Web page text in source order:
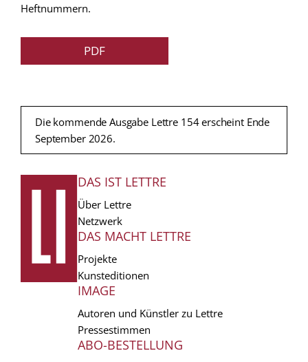
Heftnummern.
PDF
Die kommende Ausgabe Lettre 154 erscheint Ende
September 2026.
FUSSZEILE
DAS IST LETTRE
Über Lettre
Netzwerk
DAS MACHT LETTRE
Projekte
Kunsteditionen
IMAGE
Autoren und Künstler zu Lettre
Pressestimmen
ABO-BESTELLUNG